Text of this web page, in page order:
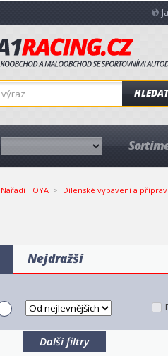
HLEDAT
Nářadí TOYA Dílenské vybavení a
Nejdražší
Další filtry